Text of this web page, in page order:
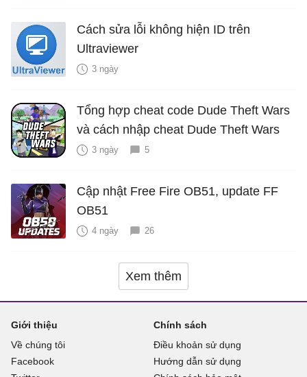
Cách sửa lỗi không hiện ID trên
Ultraviewer
3 ngày
Tổng hợp cheat code Dude Theft Wars
và cách nhập cheat Dude Theft Wars
3 ngày 5
Cập nhật Free Fire OB51, update FF
OB51
4 ngày 26
Xem thêm
Giới thiệu
Về chúng tôi
Facebook
Chính sách
Điều khoản sử dụng
Hướng dẫn sử dụng